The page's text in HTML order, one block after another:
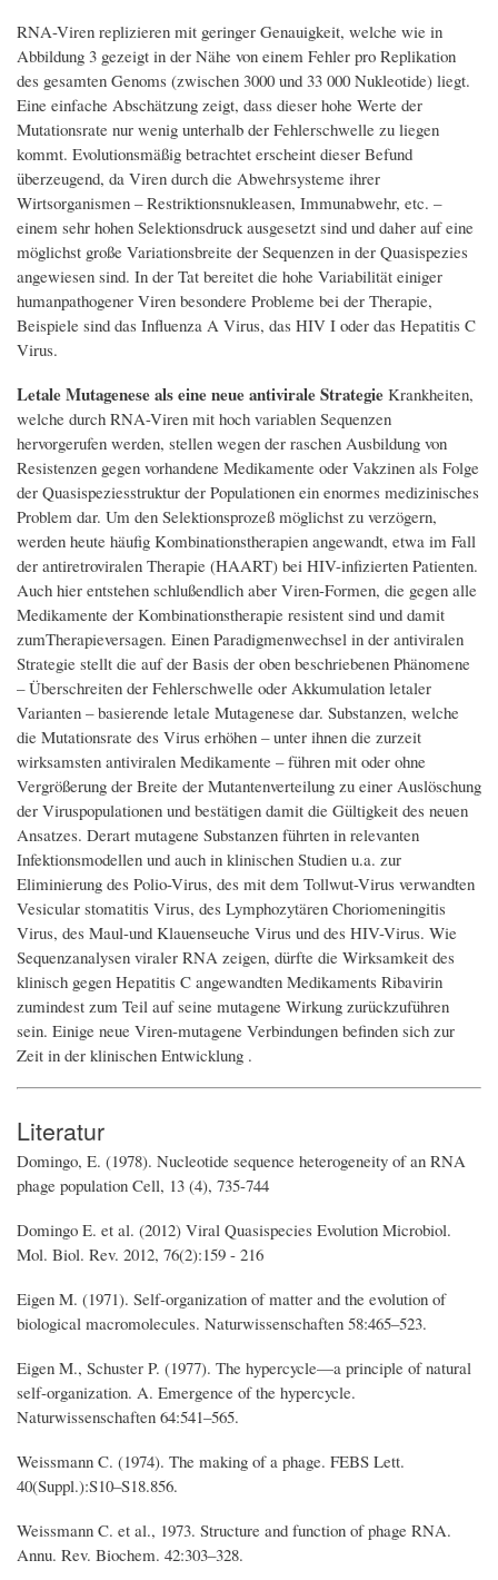
RNA-Viren replizieren mit geringer Genauigkeit, welche wie in
Abbildung 3 gezeigt in der Nähe von einem Fehler pro Replikation
des gesamten Genoms (zwischen 3000 und 33 000 Nukleotide) liegt.
Eine einfache Abschätzung zeigt, dass dieser hohe Werte der
Mutationsrate nur wenig unterhalb der Fehlerschwelle zu liegen
kommt. Evolutionsmäßig betrachtet erscheint dieser Befund
überzeugend, da Viren durch die Abwehrsysteme ihrer
Wirtsorganismen – Restriktionsnukleasen, Immunabwehr, etc. –
einem sehr hohen Selektionsdruck ausgesetzt sind und daher auf eine
möglichst große Variationsbreite der Sequenzen in der Quasispezies
angewiesen sind. In der Tat bereitet die hohe Variabilität einiger
humanpathogener Viren besondere Probleme bei der Therapie,
Beispiele sind das Influenza A Virus, das HIV I oder das Hepatitis C
Virus.
Letale Mutagenese als eine neue antivirale Strategie Krankheiten,
welche durch RNA-Viren mit hoch variablen Sequenzen
hervorgerufen werden, stellen wegen der raschen Ausbildung von
Resistenzen gegen vorhandene Medikamente oder Vakzinen als Folge
der Quasispeziesstruktur der Populationen ein enormes medizinisches
Problem dar. Um den Selektionsprozeß möglichst zu verzögern,
werden heute häufig Kombinationstherapien angewandt, etwa im Fall
der antiretroviralen Therapie (HAART) bei HIV-infizierten Patienten.
Auch hier entstehen schlußendlich aber Viren-Formen, die gegen alle
Medikamente der Kombinationstherapie resistent sind und damit
zumTherapieversagen. Einen Paradigmenwechsel in der antiviralen
Strategie stellt die auf der Basis der oben beschriebenen Phänomene
– Überschreiten der Fehlerschwelle oder Akkumulation letaler
Varianten – basierende letale Mutagenese dar. Substanzen, welche
die Mutationsrate des Virus erhöhen – unter ihnen die zurzeit
wirksamsten antiviralen Medikamente – führen mit oder ohne
Vergrößerung der Breite der Mutantenverteilung zu einer Auslöschung
der Viruspopulationen und bestätigen damit die Gültigkeit des neuen
Ansatzes. Derart mutagene Substanzen führten in relevanten
Infektionsmodellen und auch in klinischen Studien u.a. zur
Eliminierung des Polio-Virus, des mit dem Tollwut-Virus verwandten
Vesicular stomatitis Virus, des Lymphozytären Choriomeningitis
Virus, des Maul-und Klauenseuche Virus und des HIV-Virus. Wie
Sequenzanalysen viraler RNA zeigen, dürfte die Wirksamkeit des
klinisch gegen Hepatitis C angewandten Medikaments Ribavirin
zumindest zum Teil auf seine mutagene Wirkung zurückzuführen
sein. Einige neue Viren-mutagene Verbindungen befinden sich zur
Zeit in der klinischen Entwicklung .
Literatur
Domingo, E. (1978). Nucleotide sequence heterogeneity of an RNA
phage population Cell, 13 (4), 735-744
Domingo E. et al. (2012) Viral Quasispecies Evolution Microbiol.
Mol. Biol. Rev. 2012, 76(2):159 - 216
Eigen M. (1971). Self-organization of matter and the evolution of
biological macromolecules. Naturwissenschaften 58:465–523.
Eigen M., Schuster P. (1977). The hypercycle—a principle of natural
self-organization. A. Emergence of the hypercycle.
Naturwissenschaften 64:541–565.
Weissmann C. (1974). The making of a phage. FEBS Lett.
40(Suppl.):S10–S18.856.
Weissmann C. et al., 1973. Structure and function of phage RNA.
Annu. Rev. Biochem. 42:303–328.